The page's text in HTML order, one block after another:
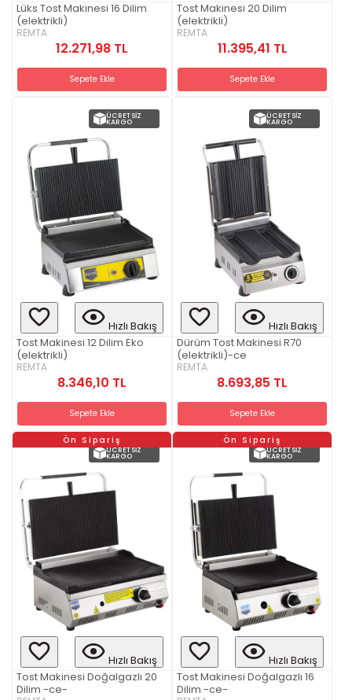
Lüks Tost Makinesi 16 Dilim
(elektrikli)
REMTA
12.271,98 TL
Sepete Ekle
Tost Makinesi 20 Dilim
(elektrikli)
REMTA
11.395,41 TL
Sepete Ekle
ÜCRETSIZ
KARGO
Hızlı Bakış
Tost Makinesi 12 Dilim Eko
(elektrikli)
REMTA
8.346,10 TL
Sepete Ekle
ÜCRETSIZ
KARGO
Hızlı Bakış
Dürüm Tost Makinesi R70
(elektrikli)-ce
REMTA
8.693,85 TL
Sepete Ekle
Ön Sipariş
ÜCRETSIZ
KARGO
Hızlı Bakış
Tost Makinesi Doğalgazlı 20
Dilim -ce-
Ön Sipariş
ÜCRETSIZ
KARGO
Hızlı Bakış
Tost Makinesi Doğalgazlı 16
Dilim -ce-